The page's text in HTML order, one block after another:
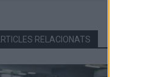
RELACIONATS